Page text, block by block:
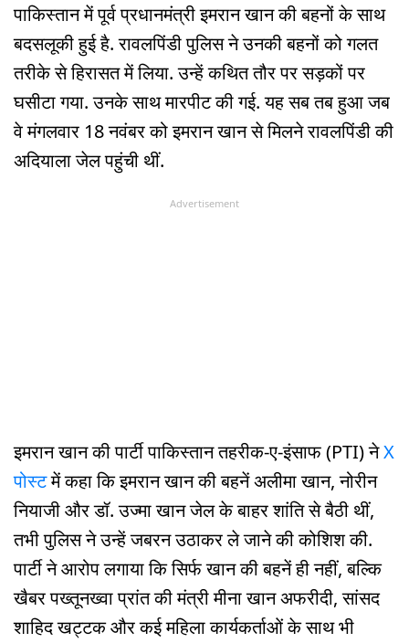
पाकिस्तान में पूर्व प्रधानमंत्री इमरान खान की बहनों के साथ
बदसलूकी हुई है. रावलपिंडी पुलिस ने उनकी बहनों को गलत
तरीके से हिरासत में लिया. उन्हें कथित तौर पर सड़कों पर
घसीटा गया. उनके साथ मारपीट की गई. यह सब तब हुआ जब
वे मंगलवार 18 नवंबर को इमरान खान से मिलने रावलपिंडी की
अदियाला जेल पहुंची थीं.
Advertisement
इमरान खान की पार्टी पाकिस्तान तहरीक-ए-इंसाफ (PTI) नेX
पोस्टमें कहा कि इमरान खान की बहनें अलीमा खान, नोरीन
नियाजी और डॉ. उज्मा खान जेल के बाहर शांति से बैठी थीं,
तभी पुलिस ने उन्हें जबरन उठाकर ले जाने की कोशिश की.
पार्टी ने आरोप लगाया कि सिर्फ खान की बहनें ही नहीं, बल्कि
खैबर पख्तूनख्वा प्रांत की मंत्री मीना खान अफरीदी, सांसद
शाहिद खट्टक और कई महिला कार्यकर्ताओं के साथ भी